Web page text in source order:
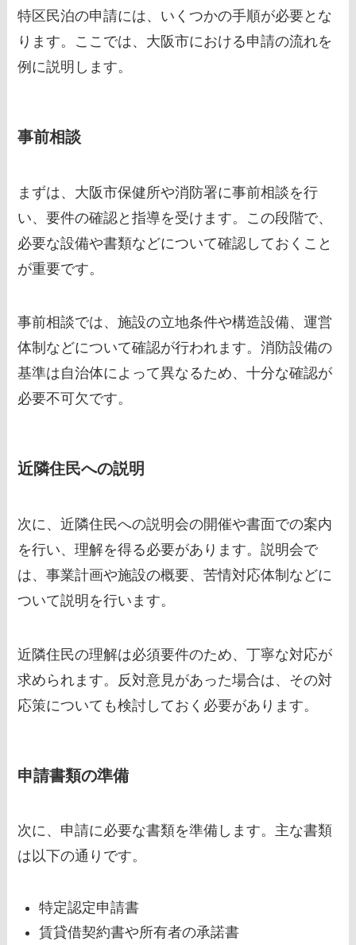
特区民泊の申請には、いくつかの手順が必要とな
ります。ここでは、大阪市における申請の流れを
例に説明します。
事前相談
まずは、大阪市保健所や消防署に事前相談を行
い、要件の確認と指導を受けます。この段階で、
必要な設備や書類などについて確認しておくこと
が重要です。
事前相談では、施設の立地条件や構造設備、運営
体制などについて確認が行われます。消防設備の
基準は自治体によって異なるため、十分な確認が
必要不可欠です。
近隣住民への説明
次に、近隣住民への説明会の開催や書面での案内
を行い、理解を得る必要があります。説明会で
は、事業計画や施設の概要、苦情対応体制などに
ついて説明を行います。
近隣住民の理解は必須要件のため、丁寧な対応が
求められます。反対意見があった場合は、その対
応策についても検討しておく必要があります。
申請書類の準備
次に、申請に必要な書類を準備します。主な書類
は以下の通りです。
特定認定申請書
賃貸借契約書や所有者の承諾書